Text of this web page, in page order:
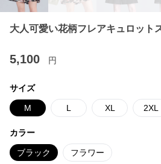
大人可愛い花柄フレアキュロット
5,100 円
サイズ
M L XL 2XL
カラー
ブラック フラワー